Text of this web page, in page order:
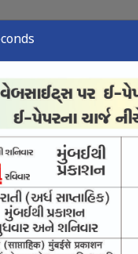
ન્યુઝ તંત્રી લેખ
નિર્દેશ